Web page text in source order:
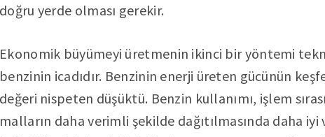
doğru yerde olması gerekir.
Ekonomik büyümeyi üretmenin ikinci bir yöntemi
benzinin icadıdır. Benzinin enerji üreten gücünün
değeri nispeten düşüktü. Benzin kullanımı, işlem
malların daha verimli şekilde dağıtılmasında daha